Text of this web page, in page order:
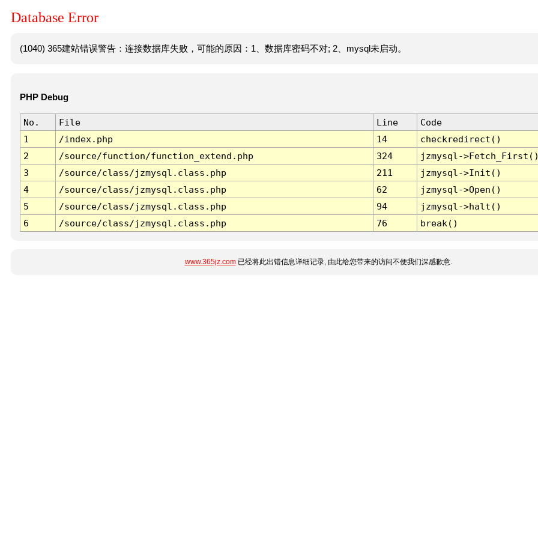
Database Error
(1040) 365建站错误警告：连接数据库失败，可能的原因：1、数据库密码不对; 2、mysql未启动。
PHP Debug
No. File Line
Code
1
/index.php 14
checkredirect()
2
/source/function/function_extend.php 324
jzmysql-
3
/source/class/jzmysql.class.php 211
jzmysql->Init()
4
/source/class/jzmysql.class.php 62
jzmysql->Open()
5
/source/class/jzmysql.class.php 94
jzmysql->halt()
6
/source/class/jzmysql.class.php 76 break()
www.365jz.com已经将此出错信息详细记录, 由此给您带来的访问不便我们深感歉意.